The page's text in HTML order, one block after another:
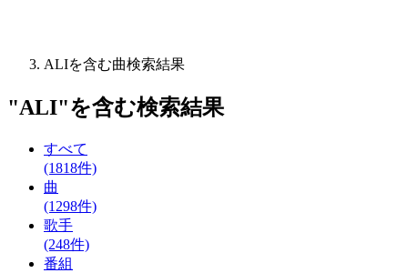
ALIを含む曲検索結果
"ALI"を含む検索結果
すべて
(1818件)
曲
(1298件)
歌手
(248件)
番組